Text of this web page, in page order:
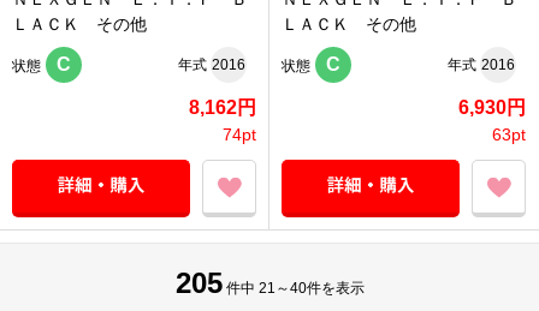
ＬＡＣＫ その他
状態 C 年式 2016
8,162円
74pt
ＬＡＣＫ その他
状態 C 年式 2016
6,930円
63pt
205 件中 21～40件を表示